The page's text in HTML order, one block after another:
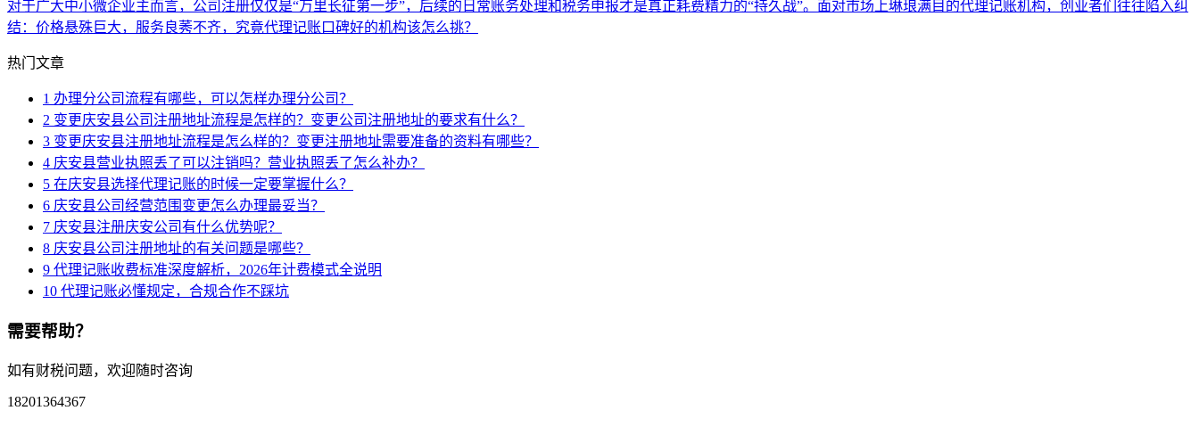
对于广大中小微企业主而言，公司注册仅仅是“万里长征第一步”，后续的日常账务处理和税务申报才是真正耗费精力的“持久战”。面对市场上琳琅满目的代理记账机构，创业者们往往陷入纠
结：价格悬殊巨大，服务良莠不齐，究竟代理记账口碑好的机构该怎么挑？
热门文章
1 办理分公司流程有哪些，可以怎样办理分公司？
2 变更庆安县公司注册地址流程是怎样的？变更公司注册地址的要求有什么？
3 变更庆安县注册地址流程是怎么样的？变更注册地址需要准备的资料有哪些？
4 庆安县营业执照丢了可以注销吗？营业执照丢了怎么补办？
5 在庆安县选择代理记账的时候一定要掌握什么？
6 庆安县公司经营范围变更怎么办理最妥当？
7 庆安县注册庆安公司有什么优势呢？
8 庆安县公司注册地址的有关问题是哪些？
9 代理记账收费标准深度解析，2026年计费模式全说明
10 代理记账必懂规定，合规合作不踩坑
需要帮助？
如有财税问题，欢迎随时咨询
18201364367